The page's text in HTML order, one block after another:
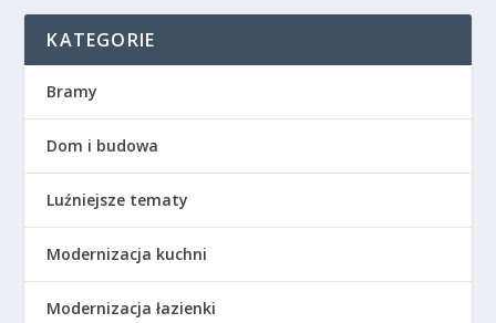
KATEGORIE
Bramy
Dom i budowa
Luźniejsze tematy
Modernizacja kuchni
Modernizacja łazienki